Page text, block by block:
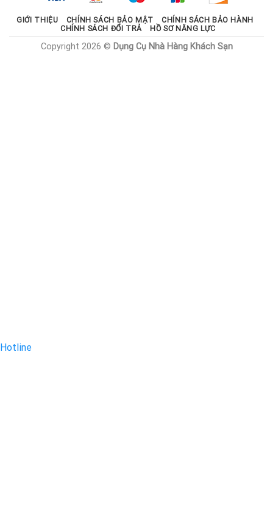
GIỚI THIỆU CHÍNH SÁCH BẢO MẬT
CHÍNH SÁCH BẢO HÀNH
CHÍNH SÁCH ĐỔI TRẢ
HỒ SƠ NĂNG LỰC
Copyright 2026 © Dụng Cụ Nhà Hàng Khách Sạn
Hotline